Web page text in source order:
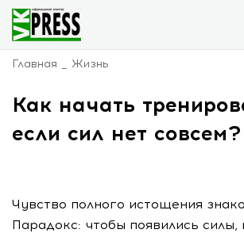
Главная Жизнь
Как начать
если сил нет совсем?
Чувство полного истощения
Парадокс: чтобы появились силы,